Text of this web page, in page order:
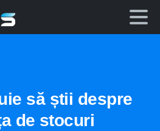
să știi despre
de stocuri